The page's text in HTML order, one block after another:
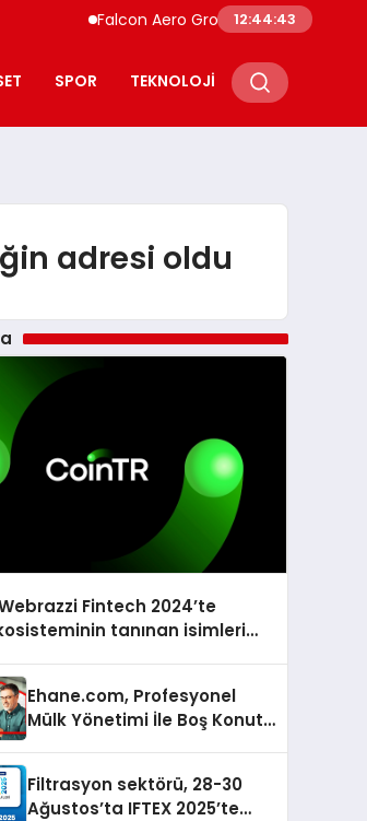
Falcon Aero Group, Havacılıkta Türkiye
12:44:44
SPOR TEKNOLOJI
adresi oldu
Fintech 2024’te
tanınan isimlerini
Ehane.com, Profesyonel
Mülk Yönetimi İle Boş Konut
Filtrasyon sektörü, 28-30
Ağustos’ta IFTEX 2025’te